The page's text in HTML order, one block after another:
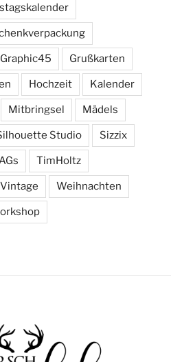
Graphic45 Grußkarten
Hochzeit Kalender
Mitbringsel Mädels
Studio Sizzix
TimHoltz
Vintage Weihnachten